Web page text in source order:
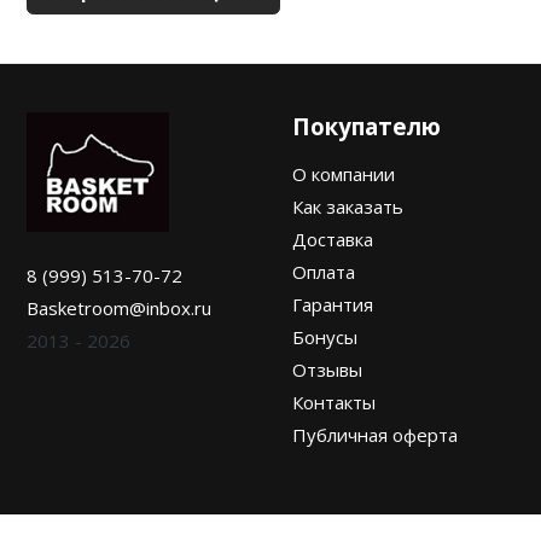
8 (999) 513-70-72
Basketroom@inbox.ru
2013 - 2026
Покупателю
О компании
Как заказать
Доставка
Оплата
Гарантия
Бонусы
Отзывы
Контакты
Публичная оферта
Nike Uptempo
Nike Foamposite